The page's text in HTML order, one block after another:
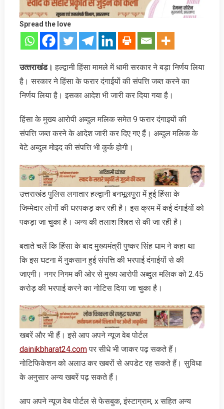
Spread the love
उत्‍तराखंड।हल्द्वानी हिंसा मामले में धामी सरकार ने बड़ा निर्णय लिया
है। सरकार ने हिंसा के फरार दंगाईयों की संपत्ति जब्‍त करने का
निर्णय लिया है। इसका आदेश भी जारी कर दिया गया है।
हिंसा के मुख्य आरोपी अब्दुल मलिक समेत 9 फरार दंगाइयों की
संपत्ति जब्त करने के आदेश जारी कर दिए गए हैं। अब्दुल मलिक के
बेटे अब्दुल मोइद की संपत्ति भी कुर्क होगी।
उत्तराखंड पुलिस लगातार हल्द्वानी बनभूलपुरा में हुई हिंसा के
जिम्मेदार लोगों की धरपकड़ कर रही है। इस क्रम में कई दंगाईयों को
पकड़ा जा चुका है। अन्‍य की तलाश शिद्दत से की जा रही है।
बताते चलें कि हिंसा के बाद मुख्‍यमंत्री पुष्‍कर सिंह धाम ने कहा था
कि इस घटना में नुकसान हुई संपत्ति की भरपाई दंगाईयों से की
जाएगी। नगर निगम की ओर से मुख्‍य आरोपी अब्‍दुल मलिक को 2.45
करोड़ की भरपाई करने का नोटिस दिया जा चुका है।
खबरें और भी हैं। इसे आप अपने न्‍यूज वेब पोर्टल
dainikbharat24.comपर सीधे भी जाकर पढ़ सकते हैं।
नोटिफिकेशन को अलाउ कर खबरों से अपडेट रह सकते हैं। सुविधा
के अनुसार अन्‍य खबरें पढ़ सकते हैं।
आप अपने न्‍यूज वेब पोर्टल से फेसबुक, इंस्‍टाग्राम, x सहित अन्‍य